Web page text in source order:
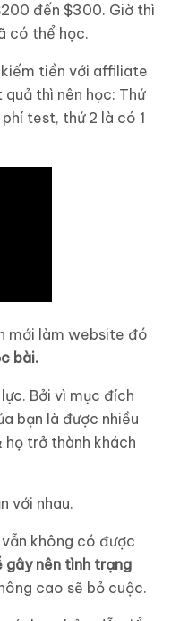
đến $300. Giờ thì
có thể học.
tiền với affiliate
thì nên học: Thứ
test, thứ 2 là có 1
mới làm website đó
bài.
Bởi vì mục đích
bạn là được nhiều
họ trở thành khách
với nhau.
không có được
gây nên tình trạng
cao sẽ bỏ cuộc.